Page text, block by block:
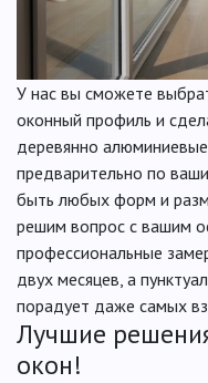
У нас вы сможете
оконный профиль и
деревянно
предварительно по
быть любых форм и
решим вопрос с вашим
профессиональные
двух месяцев, а
порадует даже самых
Лучшие
окон!